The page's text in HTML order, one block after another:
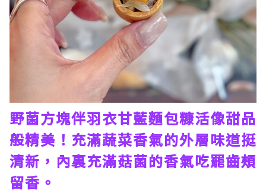
野菌方塊伴羽衣甘藍麵包糠活像甜品
般精美！充滿蔬菜香氣的外層味道挺
清新，內裏充滿菇菌的香氣吃罷齒頰
留香。